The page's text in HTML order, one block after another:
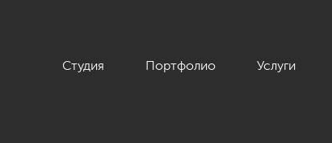
Студия Портфолио Услуги